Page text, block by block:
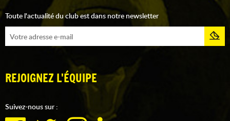
Toute l'actualité du club est dans notre newsletter
REJOIGNEZ L'ÉQUIPE
Suivez-nous sur :